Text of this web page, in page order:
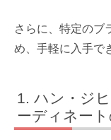
さらに、特定のブ
め、手軽に入手で
ハン・ジ
ーディネー